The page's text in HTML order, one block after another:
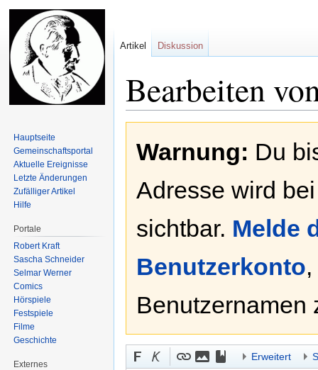
Bearbeiten
Navigation
springen
Suche
springen
Warnung: Du
Adresse wird
sichtbar. Melde
Benutzerkonto
Benutzernamen
Erweitert
Artikel Diskussion
Hauptseite
Gemeinschafts­portal
Aktuelle Ereignisse
Letzte Änderungen
Zufälliger Artikel
Hilfe
Portale
Robert Kraft
Sascha Schneider
Selmar Werner
Comics
Hörspiele
Festspiele
Filme
Geschichte
Externes